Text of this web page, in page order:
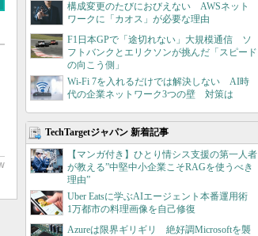
構成変更のたびにおびえない AWSネット
ワークに「カオス」が必要な理由
F1日本GPで「途切れない」大規模通信 ソ
フトバンクとエリクソンが挑んだ「スピード
の向こう側」
Wi-Fi 7を入れるだけでは解決しない AI時
代の企業ネットワーク3つの壁 対策は
TechTargetジャパン 新着記事
【マンガ付き】ひとり情シス支援の第一人者
が教える”中堅中小企業こそRAGを使うべき
理由”
Uber Eatsに学ぶAIエージェント本番運用術
1万都市の料理画像を自己修復
Azureは限界ギリギリ 絶好調Microsoftを襲